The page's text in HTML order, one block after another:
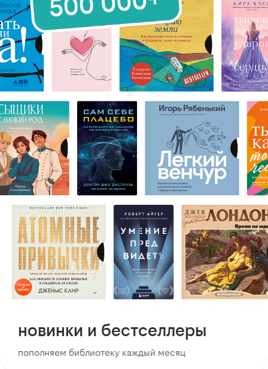
новинки и бестселлеры
пополняем библиотеку каждый месяц